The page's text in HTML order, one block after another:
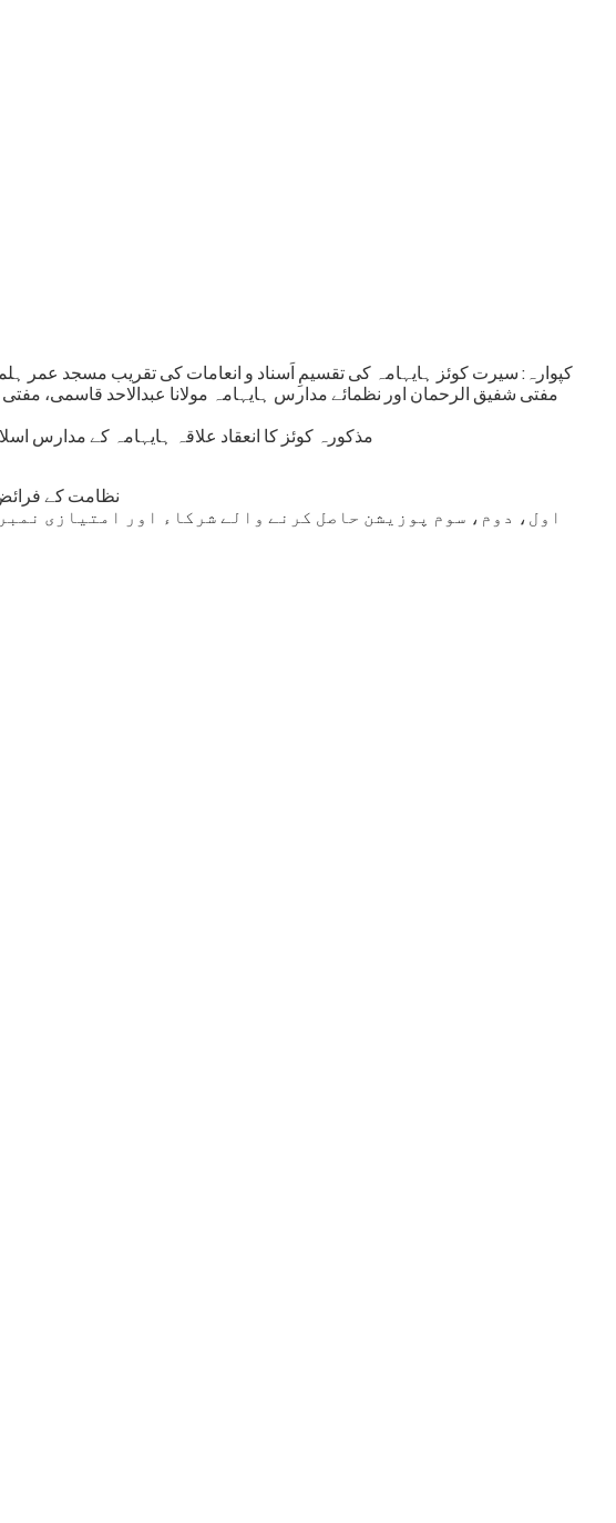
کپوارہ: سیرت کوئز ہایہامہ کی تقسیمِ اَسناد و انعامات کی تقریب مسجد عمر
مفتی شفیق الرحمان اور نظمائے مدارس ہایہامہ مولانا عبدالاحد قاسمی،
مذکورہ کوئز کا انعقاد علاقہ ہایہامہ کے مدارس
نظامت کے فرائض
اول، دوم، سوم پوزیشن حاصل کرنے والے شرکاء اور امتیازی